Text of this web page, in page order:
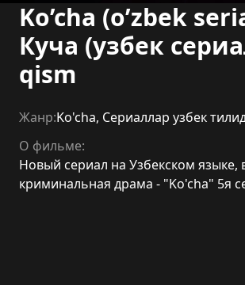
Ko’cha (o’zbek
Куча (узбек
qism
Жанр:Ko'cha, Сериаллар узбек
О фильме:
Новый сериал на Узбекском языке,
криминальная драма - "Ko'cha" 5я